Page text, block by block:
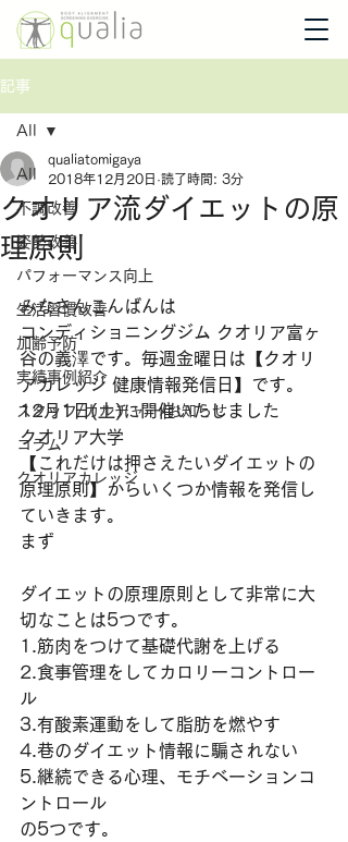
記事
All
不調改善
姿勢改善
パフォーマンス向上
生活習慣改善
加齢予防
実績事例紹介
スタッフ/カルチャー/お知らせ
コラム
クオリアカレッジ
All
クオリア流ダイエットの原
理原則
qualiatomigaya
2018年12月20日 読了時間: 3分
みなさんこんばんは
コンディショニングジム クオリア富ヶ
谷の義澤です。毎週金曜日は【クオリ
アカレッジ 健康情報発信日】です。
12月1日(土)に開催いたしました
クオリア大学
【これだけは押さえたいダイエットの
原理原則】からいくつか情報を発信し
ていきます。
まず
ダイエットの原理原則として非常に大
切なことは5つです。
1.筋肉をつけて基礎代謝を上げる
2.食事管理をしてカロリーコントロー
ル
3.有酸素運動をして脂肪を燃やす
4.巷のダイエット情報に騙されない
5.継続できる心理、モチベーションコ
ントロール
の5つです。